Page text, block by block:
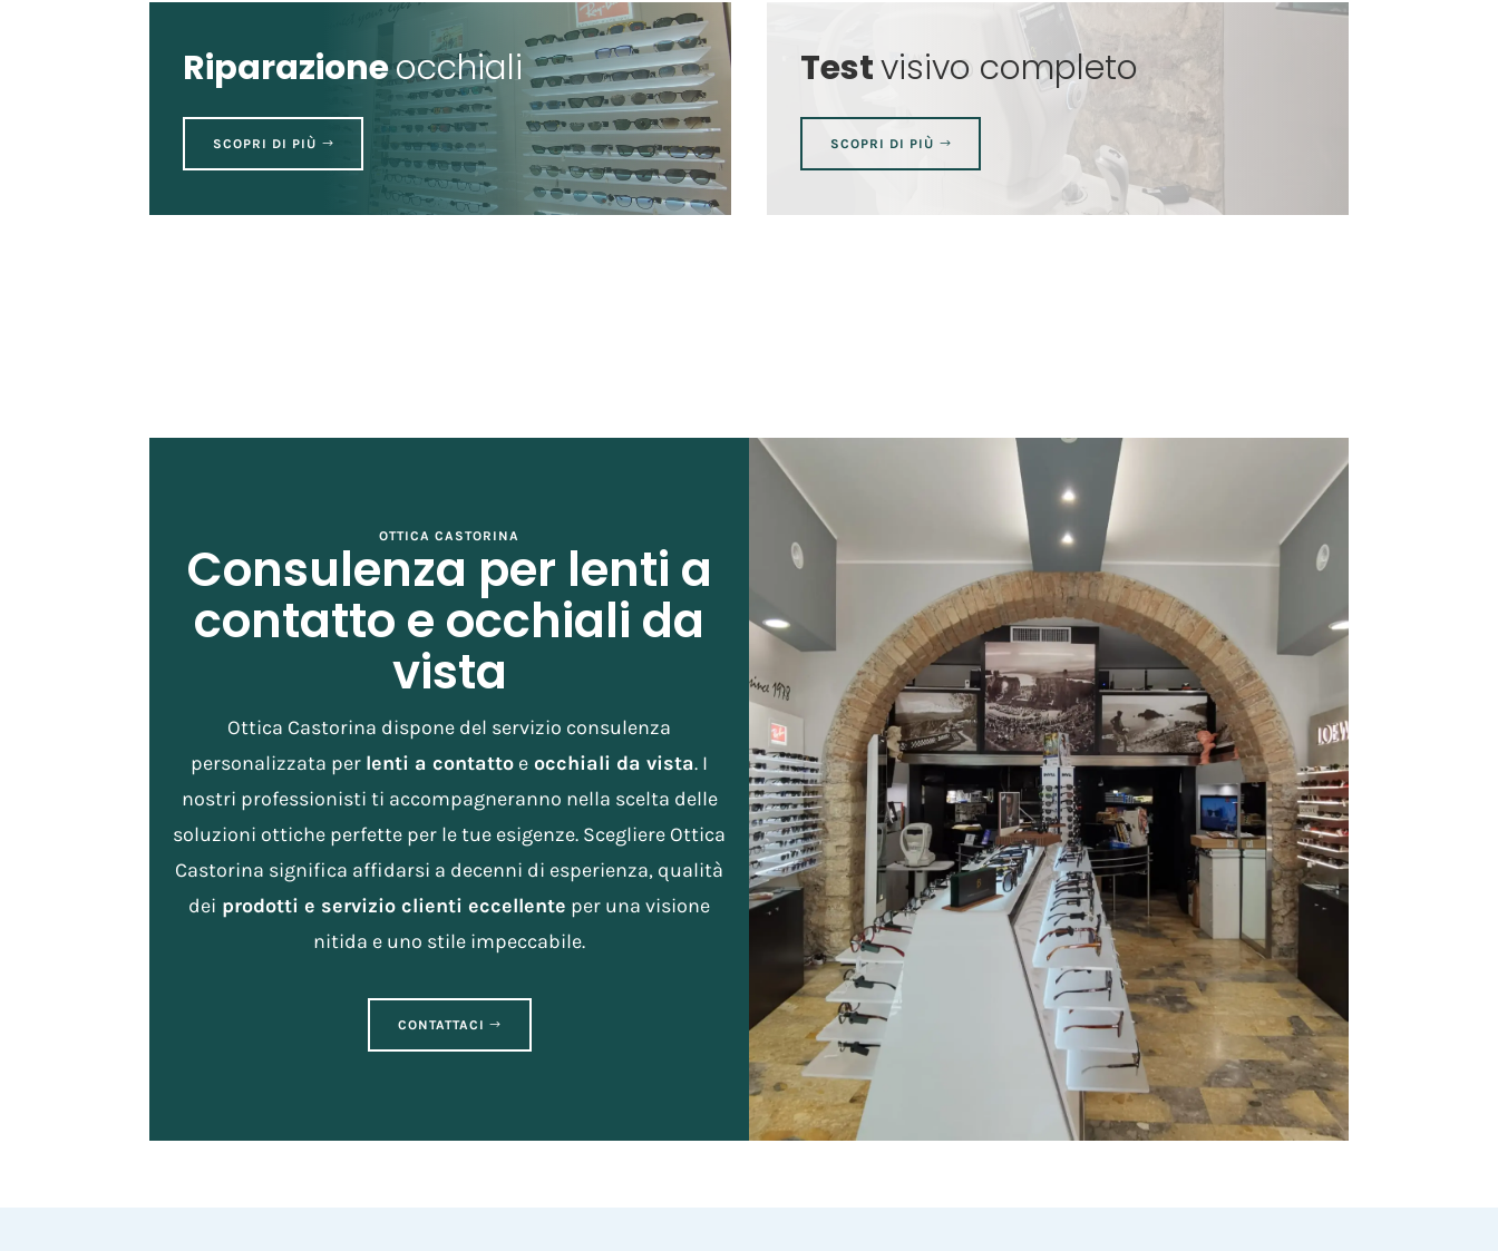
Riparazioneocchiali
SCOPRI DI PIÙ
Testvisivo completo
SCOPRI DI PIÙ
OTTICA CASTORINA
Consulenza per lenti a
contatto e occhiali da
vista
Ottica Castorina dispone del servizio consulenza
personalizzata per lenti a contatto e occhiali da vista. I
nostri professionisti ti accompagneranno nella scelta delle
soluzioni ottiche perfette per le tue esigenze. Scegliere Ottica
Castorina significa affidarsi a decenni di esperienza, qualità
dei prodotti e servizio clienti eccellente per una visione
nitida e uno stile impeccabile.
CONTATTACI